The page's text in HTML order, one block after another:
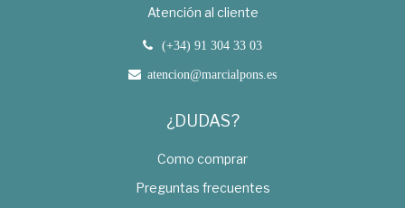
Atención al cliente
(+34) 91 304 33 03
atencion@marcialpons.es
¿DUDAS?
Como comprar
Preguntas frecuentes